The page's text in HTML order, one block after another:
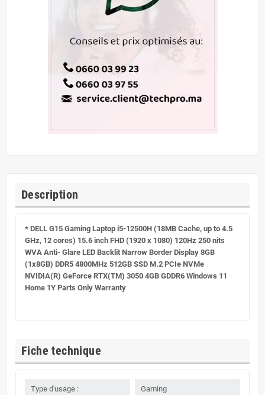
Description
* DELL G15 Gaming Laptop i5-12500H (18MB Cache, up to 4.5
GHz, 12 cores) 15.6 inch FHD (1920 x 1080) 120Hz 250 nits
WVA Anti- Glare LED Backlit Narrow Border Display 8GB
(1x8GB) DDR5 4800MHz 512GB SSD M.2 PCIe NVMe
NVIDIA(R) GeForce RTX(TM) 3050 4GB GDDR6 Windows 11
Home 1Y Parts Only Warranty
Fiche technique
Type d'usage : Gaming